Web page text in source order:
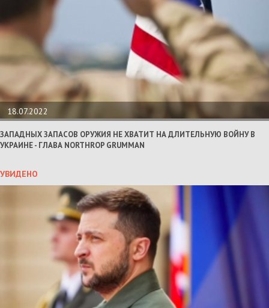
18.07.2022
ЗАПАДНЫХ ЗАПАСОВ ОРУЖИЯ НЕ ХВАТИТ НА ДЛИТЕЛЬНУЮ ВОЙНУ В
УКРАИНЕ - ГЛАВА NORTHROP GRUMMAN
УВИДЕНО